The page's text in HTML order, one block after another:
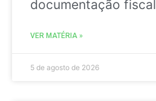
documentação fiscal
VER MATÉRIA »
5 de agosto de 2026